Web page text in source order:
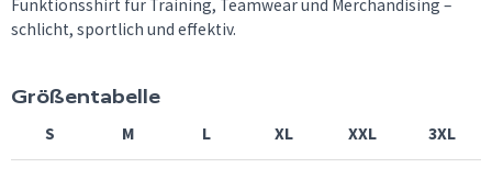
Funktionsshirt für Training, Teamwear und Merchandising –
schlicht, sportlich und effektiv.
Größentabelle
S M L XL XXL 3XL